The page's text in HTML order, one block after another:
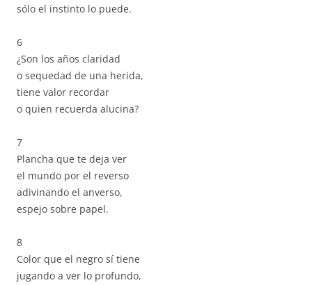
sólo el instinto lo puede.
6
¿Son los años claridad
o sequedad de una herida,
tiene valor recordar
o quien recuerda alucina?
7
Plancha que te deja ver
el mundo por el reverso
adivinando el anverso,
espejo sobre papel.
8
Color que el negro sí tiene
jugando a ver lo profundo,